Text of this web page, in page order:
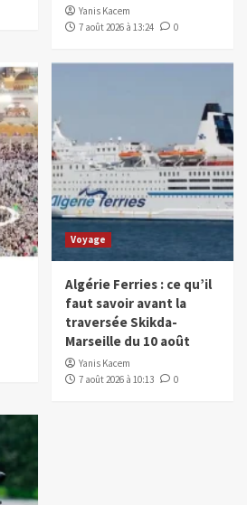
Yanis Kacem
7 août 2026 à 13:24
0
Voyage
Algérie Ferries : ce qu’il
faut savoir avant la
traversée Skikda-
Marseille du 10 août
Yanis Kacem
7 août 2026 à 10:13
0